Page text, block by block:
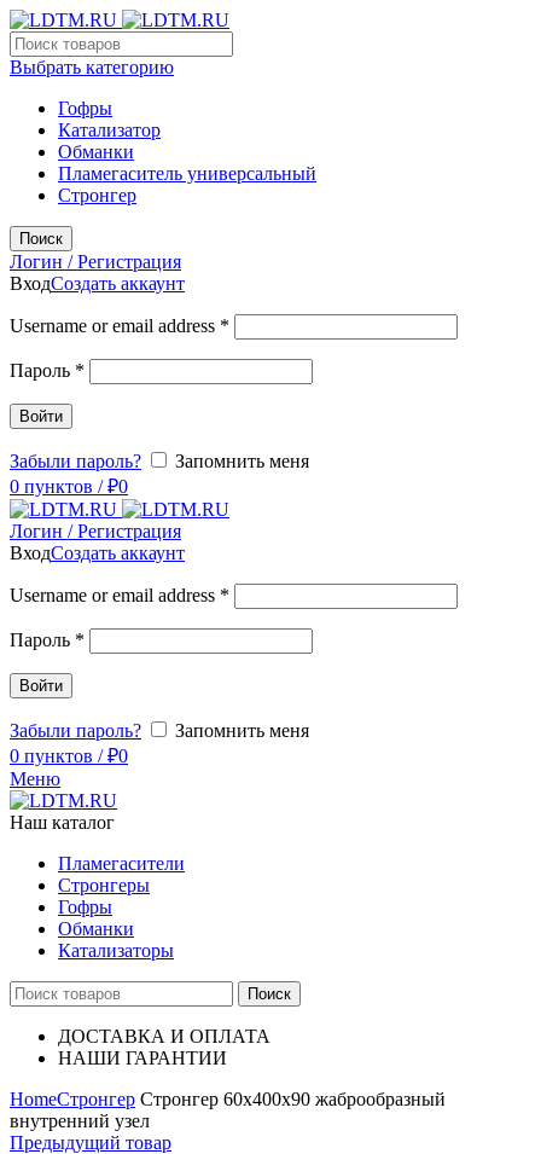
Выбрать категорию
Гофры
Катализатор
Обманки
Пламегаситель универсальный
Стронгер
Поиск
Логин / Регистрация
ВходСоздать аккаунт
Username or email address *
Пароль *
Войти
Забыли пароль?
Запомнить меня
0 пунктов / ₽0
Логин / Регистрация
ВходСоздать аккаунт
Username or email address *
Пароль *
Войти
Забыли пароль?
Запомнить меня
0 пунктов / ₽0
Меню
Наш каталог
Пламегасители
Стронгеры
Гофры
Обманки
Катализаторы
Поиск
ДОСТАВКА И ОПЛАТА
НАШИ ГАРАНТИИ
HomeСтронгер Стронгер 60х400х90 жаброобразный
внутренний узел
Предыдущий товар